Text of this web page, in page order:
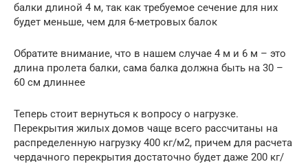
балки длиной 4 м, так как требуемое сечение для них
будет меньше, чем для 6-метровых балок
Обратите внимание, что в нашем случае 4 м и 6 м – это
длина пролета балки, сама балка должна быть на 30 –
60 см длиннее
Теперь стоит вернуться к вопросу о нагрузке.
Перекрытия жилых домов чаще всего рассчитаны на
распределенную нагрузку 400 кг/м2, причем для расчета
чердачного перекрытия достаточно будет даже 200 кг/